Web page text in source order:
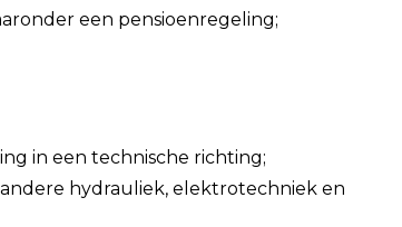
een pensioenregeling;
in een technische richting;
hydrauliek, elektrotechniek en